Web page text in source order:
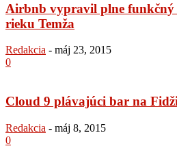
Airbnb vypravil plne funkčný
rieku Temža
Redakcia - máj 23, 2015
0
Cloud 9 plávajúci bar na Fidži
Redakcia - máj 8, 2015
0